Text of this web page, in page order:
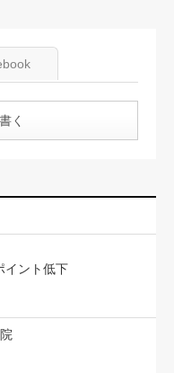
く
イント低下